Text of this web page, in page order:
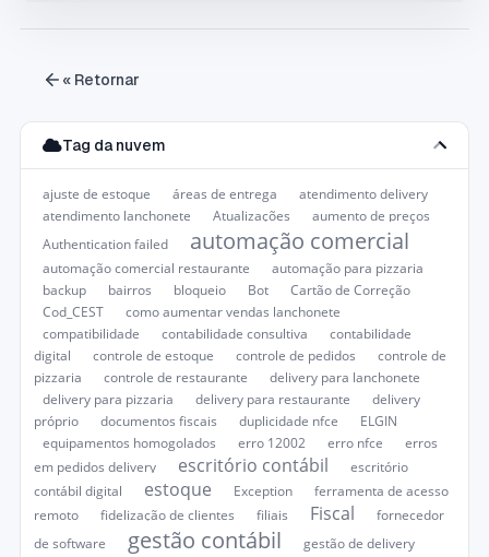
« Retornar
Tag da nuvem
ajuste de estoque áreas de entrega
atendimento delivery
atendimento lanchonete
Atualizações
aumento de preços
Authentication failed
automação comercial
automação comercial restaurante
automação para pizzaria
backup
bairros bloqueio Bot
Cartão de Correção
Cod_CEST
como aumentar vendas lanchonete
compatibilidade
contabilidade consultiva
contabilidade
digital
controle de estoque controle de pedidos
controle de
pizzaria
controle de restaurante
delivery para lanchonete
delivery para pizzaria
delivery para restaurante
delivery
próprio
documentos fiscais duplicidade nfce
ELGIN
equipamentos homogolados
erro 12002 erro nfce
erros
em pedidos delivery
escritório contábil
escritório
contábil digital
estoque Exception
ferramenta de acesso
remoto
fidelização de clientes filiais Fiscal
fornecedor
de software
gestão contábil
gestão de delivery